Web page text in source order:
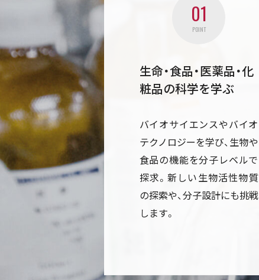
01
POINT
生命・食品・医薬品・化
粧品の科学を学ぶ
バイオサイエンスやバイオ
テクノロジーを学び、生物や
食品の機能を分子レベルで
探求。新しい生物活性物質
の探索や、分子設計にも挑戦
します。